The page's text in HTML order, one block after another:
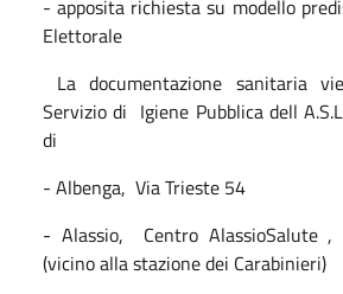
- apposita richiesta su modello
Elettorale
La documentazione sanitaria
Servizio di Igiene Pubblica dell
di
- Albenga, Via Trieste 54
- Alassio, Centro AlassioSalute ,
(vicino alla stazione dei Carabinieri)